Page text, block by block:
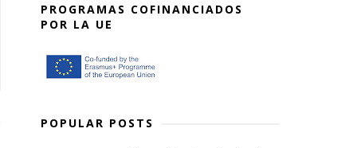
PROGRAMAS COFINANCIADOS
POR LA UE
POPULAR POSTS